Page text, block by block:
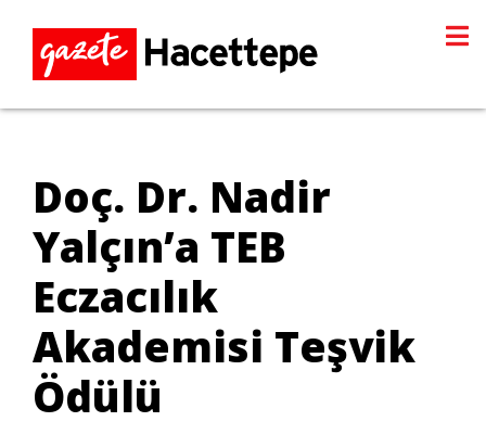
Doç. Dr. Nadir
Yalçın’a TEB
Eczacılık
Akademisi Teşvik
Ödülü